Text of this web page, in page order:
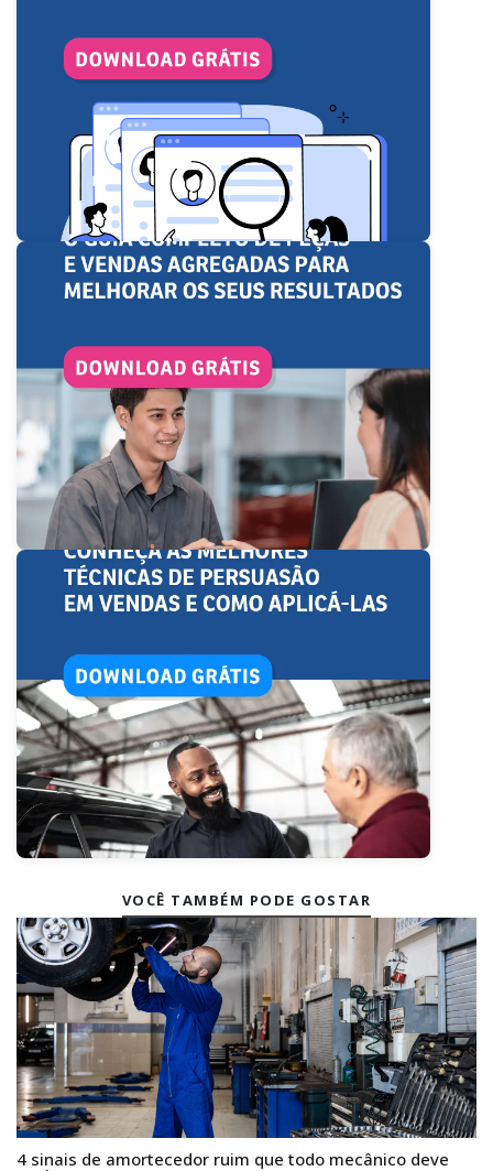
VOCÊ TAMBÉM PODE GOSTAR
4 sinais de amortecedor ruim que todo mecânico deve